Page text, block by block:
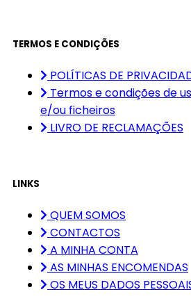
TERMOS E CONDIÇÕES
POLÍTICAS DE
Termos e condições de
e/ou ficheiros
LIVRO DE RECLAMAÇÕES
LINKS
QUEM SOMOS
CONTACTOS
A MINHA CONTA
AS MINHAS ENCOMENDAS
OS MEUS DADOS